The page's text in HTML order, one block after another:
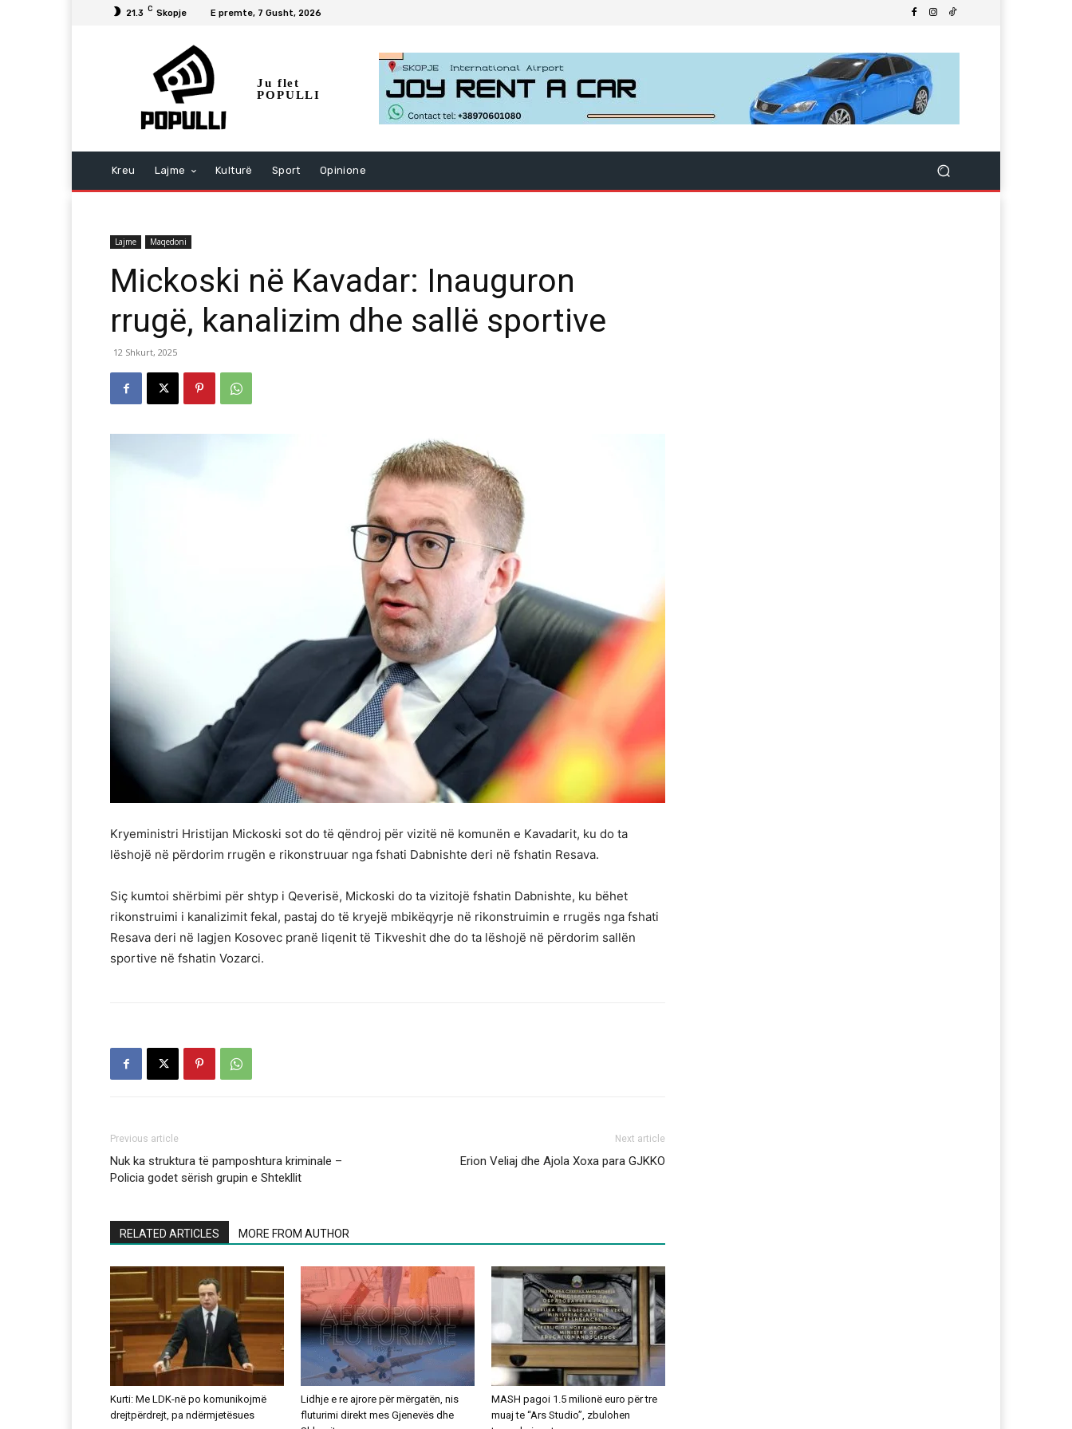
21.3 C Skopje E premte, 7 Gusht, 2026
Ju flet
POPULLI
Kreu Lajme Kulturë Sport Opinione
Lajme Maqedoni
Mickoski në Kavadar: Inauguron
rrugë, kanalizim dhe sallë sportive
12 Shkurt, 2025
Kryeministri Hristijan Mickoski sot do të qëndroj për vizitë në komunën e Kavadarit, ku do ta
lëshojë në përdorim rrugën e rikonstruuar nga fshati Dabnishte deri në fshatin Resava.
Siç kumtoi shërbimi për shtyp i Qeverisë, Mickoski do ta vizitojë fshatin Dabnishte, ku bëhet
rikonstruimi i kanalizimit fekal, pastaj do të kryejë mbikëqyrje në rikonstruimin e rrugës nga fshati
Resava deri në lagjen Kosovec pranë liqenit të Tikveshit dhe do ta lëshojë në përdorim sallën
sportive në fshatin Vozarci.
Previous article
Nuk ka struktura të pamposhtura kriminale –
Policia godet sërish grupin e Shtekllit
Next article
Erion Veliaj dhe Ajola Xoxa para GJKKO
RELATED ARTICLES MORE FROM AUTHOR
Kurti: Me LDK-në po komunikojmë
drejtpërdrejt, pa ndërmjetësues
Lidhje e re ajrore për mërgatën, nis
fluturimi direkt mes Gjenevës dhe
MASH pagoi 1.5 milionë euro për tre
muaj te “Ars Studio”, zbulohen